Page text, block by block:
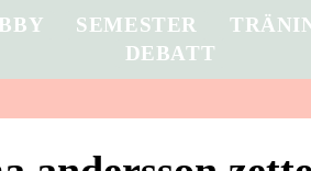
SEMESTER
DEBATT